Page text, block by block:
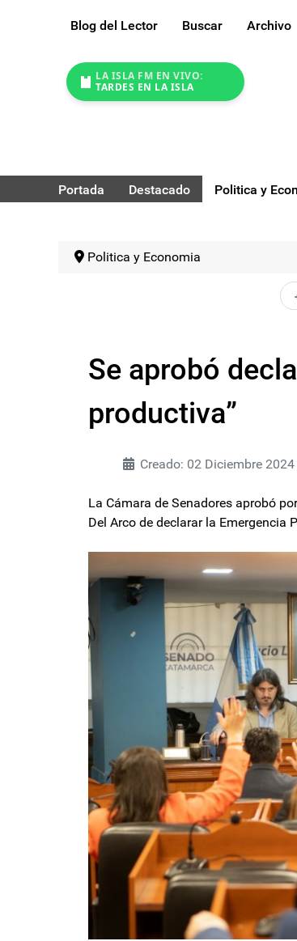
Blog del Lector Buscar Archivo
LA ISLA FM EN VIVO:
TARDES EN LA ISLA
Portada Destacado Politica y
Politica y Economia
Se aprobó
productiva”
Creado: 02 Diciembre 2024
La Cámara de Senadores aprobó
Del Arco de declarar la Emergencia